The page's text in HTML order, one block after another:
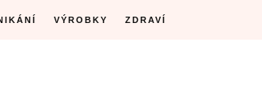
VÝROBKY ZDRAVÍ